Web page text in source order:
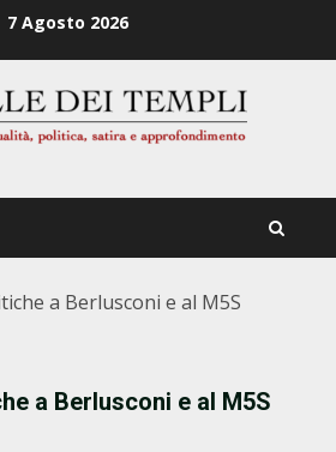
7 Agosto 2026
a Berlusconi e al M5S
a Berlusconi e al M5S